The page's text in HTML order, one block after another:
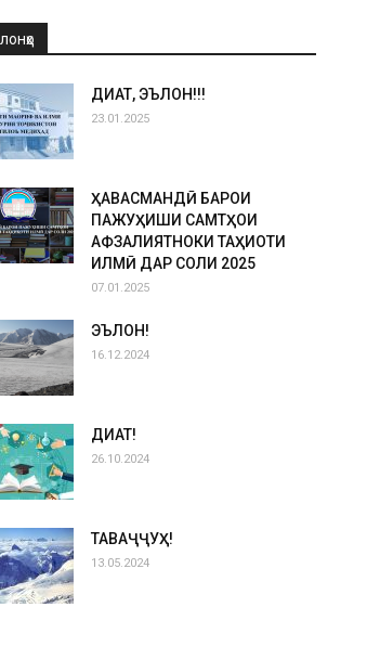
ДИҚҚАТ, ЭЪЛОН!!!
23.01.2025
ҲАВАСМАНДӢ БАРОИ
ПАЖУҲИШИ САМТҲОИ
АФЗАЛИЯТНОКИ ТАҲҚИҚОТИ
ИЛМӢ ДАР СОЛИ 2025
07.01.2025
ЭЪЛОН!
16.12.2024
ДИҚҚАТ!
26.10.2024
ТАВАҶҶУҲ!
13.05.2024